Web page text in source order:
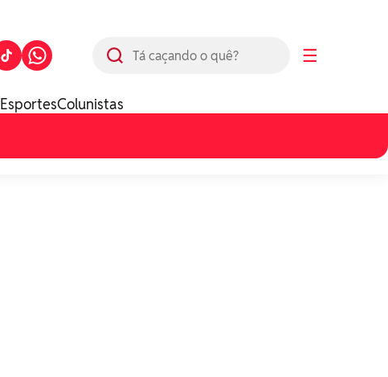
☰
EsportesColunistas